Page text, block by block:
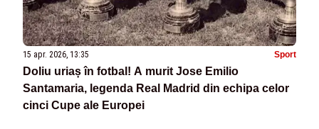
15 apr. 2026, 13:35 Sport
Doliu uriaș în fotbal! A murit Jose Emilio
Santamaria, legenda Real Madrid din echipa celor
cinci Cupe ale Europei